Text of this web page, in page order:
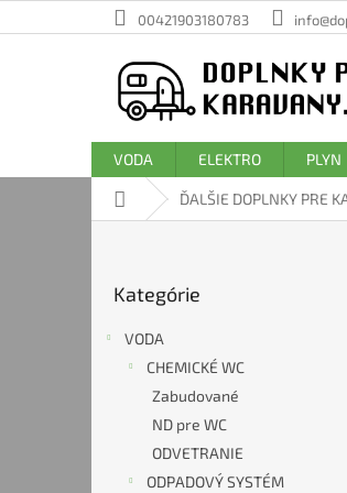
na
00421903180783
VODA ELEKTRO PLYN
DomovĎALŠIE DOPLNKY PRE
kategórie
Kategórie
VODA
CHEMICKÉ WC
Zabudované
ND pre WC
ODVETRANIE
ODPADOVÝ SYSTÉM